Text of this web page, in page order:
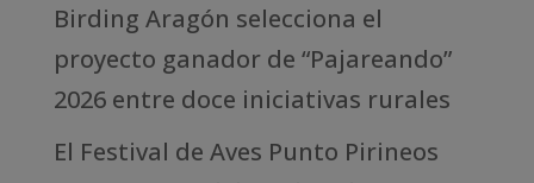
Birding Aragón selecciona el
proyecto ganador de “Pajareando”
2026 entre doce iniciativas rurales
El Festival de Aves Punto Pirineos